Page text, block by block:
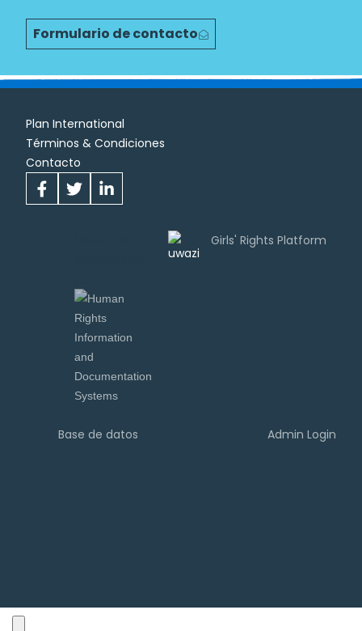
Formulario de contacto
Plan International
Términos & Condiciones
Contacto
Base de datos Admin Login